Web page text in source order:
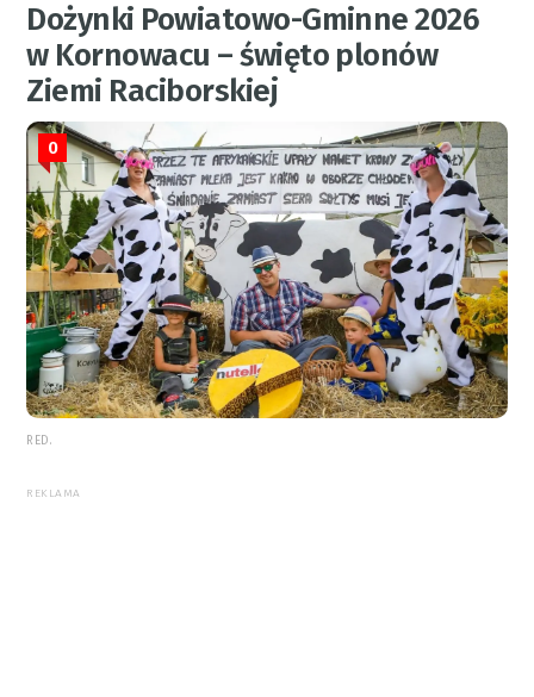
Dożynki Powiatowo-Gminne 2026
w Kornowacu – święto plonów
Ziemi Raciborskiej
0
RED.
REKLAMA